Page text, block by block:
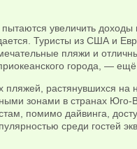
увеличить доходы
Туристы из США и
пляжи и
города, —
растянувшихся на
зонами в странах
помимо дайвинга,
среди гостей